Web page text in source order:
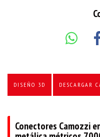
DISEÑO 3D DESCARGAR
Conectores Camozzi